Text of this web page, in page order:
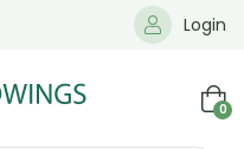
Login
0